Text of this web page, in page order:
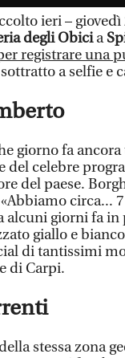
ieri –
degli Obicia
registrare una
a selfie e
giorno fa ancora
celebre
del paese.
circa...
alcuni giorni fa in
giallo e
di tantissimi
di Carpi.
stessa zona